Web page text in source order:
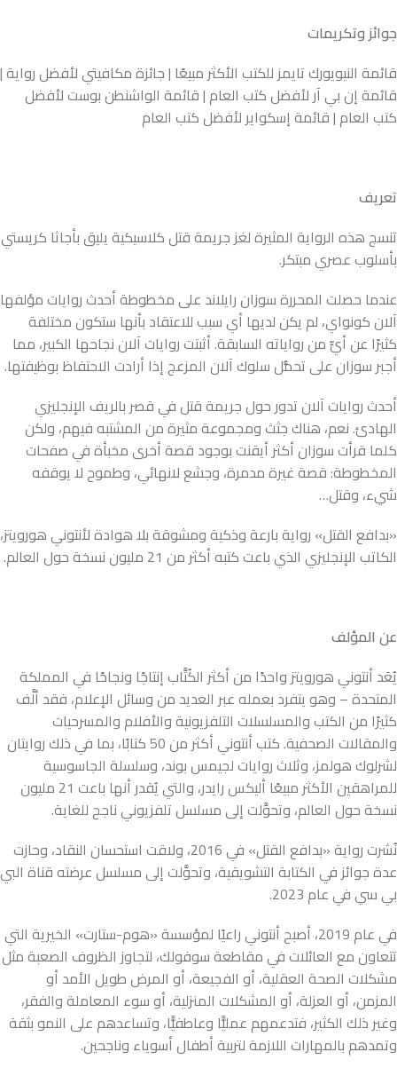
جوائز وتكريمات
قائمة النيويورك تايمز للكتب الأكثر مبيعًا | جائزة مكافيتي لأفضل رواية |
قائمة إن بي آر لأفضل كتب العام | قائمة الواشنطن بوست لأفضل
كتب العام | قائمة إسكواير لأفضل كتب العام
تعريف
تنسج هذه الرواية المثيرة لغز جريمة قتل كلاسيكية يليق بأجاثا كريستي
بأسلوب عصري مبتكر.
عندما حصلت المحررة سوزان رايلاند على مخطوطة أحدث روايات مؤلفها
آلان كونواي، لم يكن لديها أي سبب للاعتقاد بأنها ستكون مختلفة
كثيرًا عن أيٍّ من رواياته السابقة. أثبتت روايات آلان نجاحها الكبير، مما
أجبر سوزان على تحمُّل سلوك آلان المزعج إذا أرادت الاحتفاظ بوظيفتها.
أحدث روايات آلان تدور حول جريمة قتل في قصر بالريف الإنجليزي
الهادئ. نعم، هناك جثث ومجموعة مثيرة من المشتبه فيهم، ولكن
كلما قرأت سوزان أكثر أيقنت بوجود قصة أخرى مخبأة في صفحات
المخطوطة: قصة غيرة مدمرة، وجشع لانهائي، وطموح لا يوقفه
شيء، وقتل…
«بدافع القتل» رواية بارعة وذكية ومشوقة بلا هوادة لأنتوني هورويتز،
الكاتب الإنجليزي الذي باعت كتبه أكثر من 21 مليون نسخة حول العالم.
عن المؤلف
يُعَد أنتوني هورويتز واحدًا من أكثر الكُتَّاب إنتاجًا ونجاحًا في المملكة
المتحدة – وهو يتفرد بعمله عبر العديد من وسائل الإعلام، فقد ألَّف
كثيرًا من الكتب والمسلسلات التلفزيونية والأفلام والمسرحيات
والمقالات الصحفية. كتب أنتوني أكثر من 50 كتابًا، بما في ذلك روايتان
لشرلوك هولمز، وثلاث روايات لجيمس بوند، وسلسلة الجاسوسية
للمراهقين الأكثر مبيعًا أليكس رايدر، والتي يُقدر أنها باعت 21 مليون
نسخة حول العالم، وتحوَّلت إلى مسلسل تلفزيوني ناجح للغاية.
نُشرت رواية «بدافع القتل» في 2016، ولاقت استحسان النقاد، وحازت
عدة جوائز في الكتابة التشويقية، وتحوَّلت إلى مسلسل عرضته قناة البي
بي سي في عام 2023.
في عام 2019، أصبح أنتوني راعيًا لمؤسسة «هوم-ستارت» الخيرية التي
تتعاون مع العائلات في مقاطعة سوفولك، لتجاوز الظروف الصعبة مثل
مشكلات الصحة العقلية، أو الفجيعة، أو المرض طويل الأمد أو
المزمن، أو العزلة، أو المشكلات المنزلية، أو سوء المعاملة والفقر،
وغير ذلك الكثير، فتدعمهم عمليًّا وعاطفيًّا، وتساعدهم على النمو بثقة
وتمدهم بالمهارات اللازمة لتربية أطفال أسوياء وناجحين.